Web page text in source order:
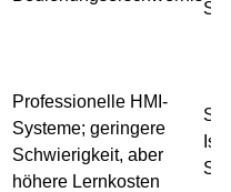
Professionelle HMI-
Systeme; geringere
Schwierigkeit, aber
höhere Lernkosten